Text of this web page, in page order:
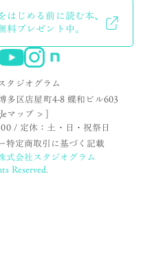
じめる前に読む本、
プレゼント中。
タジオグラム
多区店屋町4-8 蝶和ビル603
マップ > ]
/ 定休：土・日・祝祭日
特定商取引に基づく記載
会社スタジオグラム
Reserved.